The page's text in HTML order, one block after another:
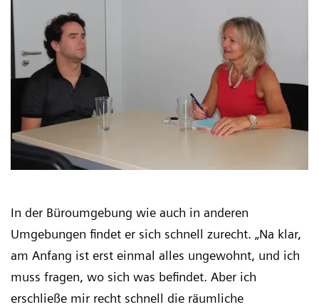
In der Büroumgebung wie auch in anderen
Umgebungen findet er sich schnell zurecht. „Na klar,
am Anfang ist erst einmal alles ungewohnt, und ich
muss fragen, wo sich was befindet. Aber ich
erschließe mir recht schnell die räumliche